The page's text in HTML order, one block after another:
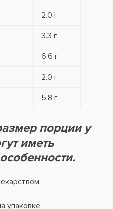
2.0 г
3.3 г
6.6 г
2.0 г
5.8 г
порции у
иметь
упаковке.